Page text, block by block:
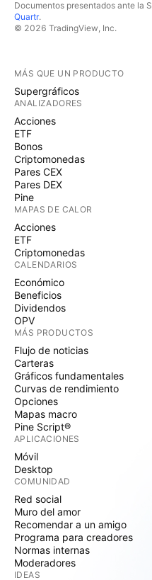
Documentos presentados ante la
Quartr.
© 2026 TradingView, Inc.
MÁS QUE UN PRODUCTO
Supergráficos
ANALIZADORES
Acciones
ETF
Bonos
Criptomonedas
Pares CEX
Pares DEX
Pine
MAPAS DE CALOR
Acciones
ETF
Criptomonedas
CALENDARIOS
Económico
Beneficios
Dividendos
OPV
MÁS PRODUCTOS
Flujo de noticias
Carteras
Gráficos fundamentales
Curvas de rendimiento
Opciones
Mapas macro
Pine Script®
APLICACIONES
Móvil
Desktop
COMUNIDAD
Red social
Muro del amor
Recomendar a un amigo
Programa para creadores
Normas internas
Moderadores
IDEAS